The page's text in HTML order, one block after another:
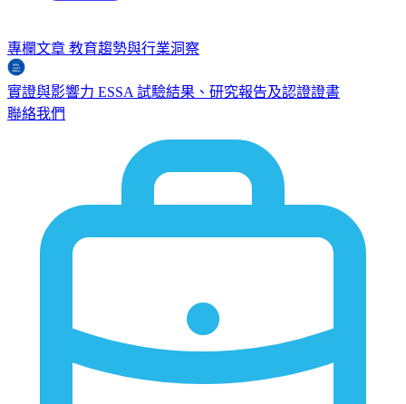
專欄文章 教育趨勢與行業洞察
實證與影響力 ESSA 試驗結果、研究報告及認證證書
聯絡我們